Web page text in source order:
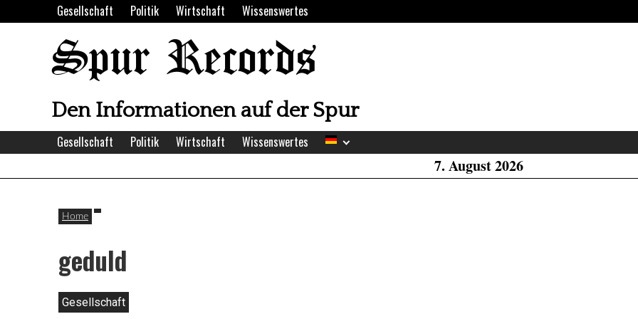
to
Gesellschaft Politik Wirtschaft Wissenswertes
Spur Records
Den Informationen auf der Spur
Gesellschaft Politik Wirtschaft Wissenswertes
7. August 2026
Home
geduld
Gesellschaft